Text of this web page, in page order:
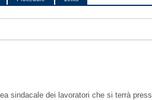
dei lavoratori che si terrà